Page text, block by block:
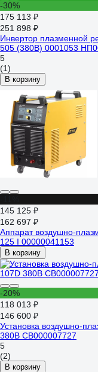
-30%
175 113 ₽
251 898 ₽
Инвертор плазменной
505 (380В) 0001053
5
(1)
В корзину
145 125 ₽
162 697 ₽
Аппарат воздушно-
125 I 00000041153
В корзину
-20%
118 013 ₽
146 600 ₽
Установка воздушно-
380В СВ000007727
5
(2)
В корзину